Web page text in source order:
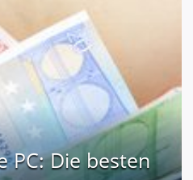
PC: Die besten